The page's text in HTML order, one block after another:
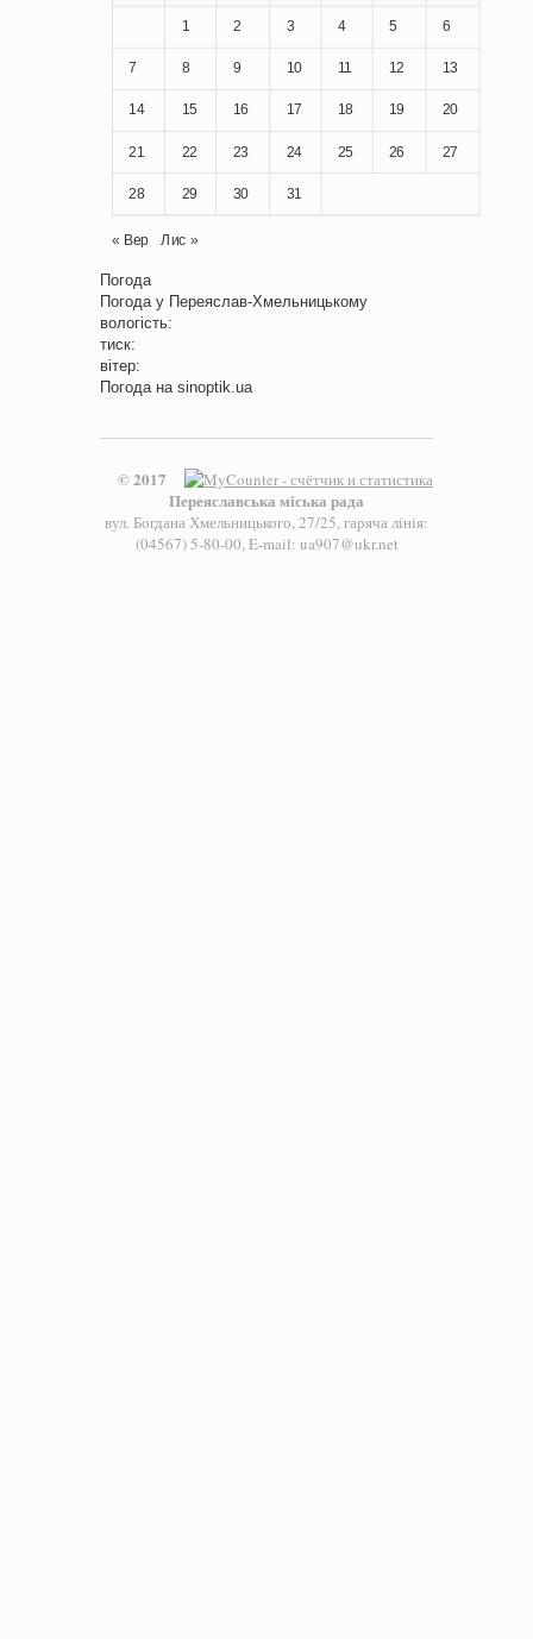
1 2 3 4 5 6
7 8 9 10 11 12 13
14 15 16 17 18 19 20
21 22 23 24 25 26 27
28 29 30 31
« Вер Лис »
Погода
Погода у Переяслав-Хмельницькому
вологість:
тиск:
вітер:
Погода на sinoptik.ua
© 2017
Переяславська міська рада
вул. Богдана Хмельницького, 27/25, гаряча лінія:
(04567) 5-80-00, E-mail: ua907@ukr.net